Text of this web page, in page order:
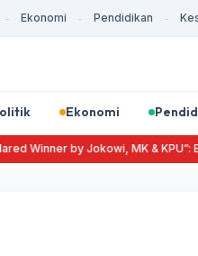
- Ekonomi - Pendidikan -
Ekonomi
Winner by Jokowi, MK & KPU”: